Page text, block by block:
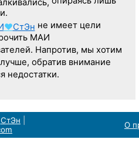
♥СтЭн не имеет цели
МАИ
Напротив, мы хотим
обратив внимание
недостатки.
СтЭн О